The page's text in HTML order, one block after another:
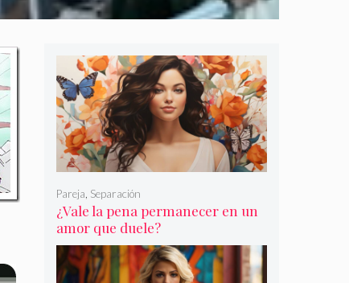
¿Vale la pena permanecer en un
amor que duele?
Pareja, Separación